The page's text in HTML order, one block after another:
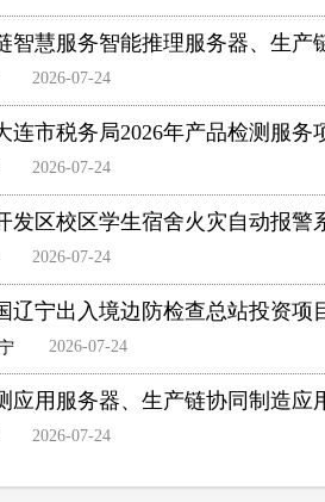
智慧服务智能推理服务器、生
2026-07-24
连市税务局2026年产品检测服务
2026-07-24
发区校区学生宿舍火灾自动报
2026-07-24
辽宁出入境边防检查总站投资
2026-07-24
应用服务器、生产链协同制造应
2026-07-24